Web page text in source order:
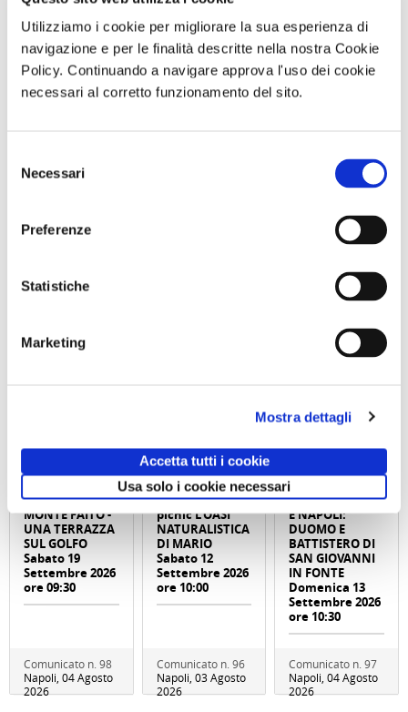
Utilizziamo i cookie per migliorare la sua esperienza di
navigazione e per le finalità descritte nella nostra Cookie
Policy. Continuando a navigare approva l'uso dei cookie
necessari al corretto funzionamento del sito.
delNecessari
Preferenze
Statistiche
Marketing
Mostra dettagli
Accetta tutti i cookie
Usa solo i cookie necessari
un incidente in motocicletta e, l'anno successivo, rimase
vittima di una paresi. Nel 1963, Guastalla gli dedicò una
grande rassegna antologica, organizzata dal gallerista e
di Redazione Cralt Magazine
aperitivo IL
MONTE FAITO -
UNA TERRAZZA
SUL GOLFO
Sabato 19
Settembre 2026
ore 09:30
Comunicato n. 98
Napoli, 04 Agosto
2026
Giornata in
natura con
picnic L’OASI
NATURALISTICA
DI MARIO
Sabato 12
Settembre 2026
ore 10:00
Comunicato n. 96
Napoli, 03 Agosto
2026
Visita guidata
SAN GENNARO
E NAPOLI:
DUOMO E
BATTISTERO DI
SAN GIOVANNI
IN FONTE
Domenica 13
Settembre 2026
ore 10:30
Comunicato n. 97
Napoli, 04 Agosto
2026